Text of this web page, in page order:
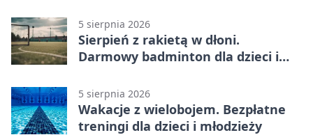
5 sierpnia 2026
Sierpień z rakietą w dłoni.
Darmowy badminton dla dzieci i
5 sierpnia 2026
Wakacje z wielobojem. Bezpłatne
treningi dla dzieci i młodzieży